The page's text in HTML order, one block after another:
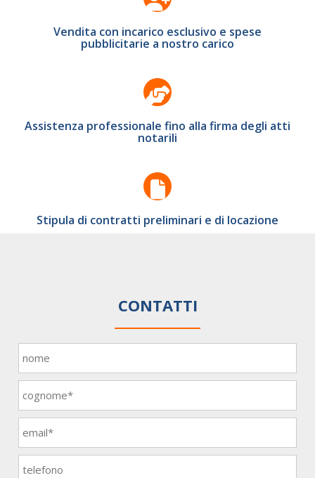
Vendita con incarico esclusivo e spese
pubblicitarie a nostro carico
Assistenza professionale fino alla firma degli atti
notarili
Stipula di contratti preliminari e di locazione
CONTATTI